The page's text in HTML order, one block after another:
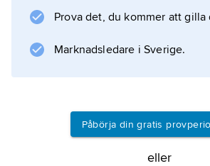
asylsökande i flera
vilket försämrar och förlänger
tillståndsärenden och försvårar
Prova det, du kommer att gilla
Marknadsledare i Sverige.
Påbörja din gratis
eller